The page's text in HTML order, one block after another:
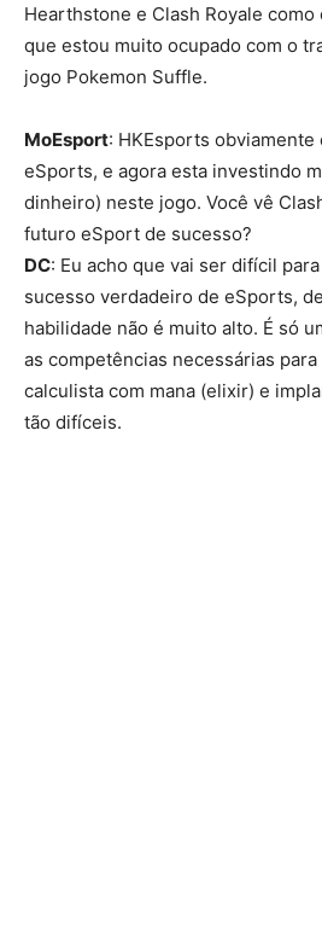
Hearthstone e Clash Royale
que estou muito ocupado com o
jogo Pokemon Suffle.
MoEsport: HKEsports
eSports, e agora esta investindo
dinheiro) neste jogo. Você vê
futuro eSport de sucesso?
DC: Eu acho que vai ser difícil
sucesso verdadeiro de eSports,
habilidade não é muito alto. É só
as competências necessárias
calculista com mana (elixir) e
tão difíceis.